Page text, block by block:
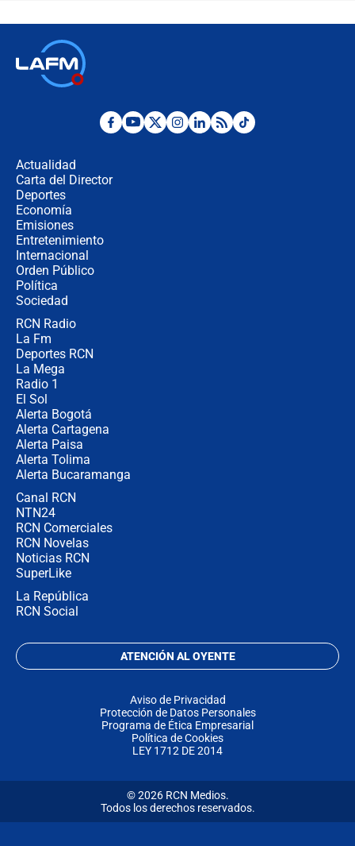
Posesión de Abelardo De La Espriella
Actualidad
Carta del Director
Deportes
Economía
Emisiones
Entretenimiento
Internacional
Orden Público
Política
Sociedad
RCN Radio
La Fm
Deportes RCN
La Mega
Radio 1
El Sol
Alerta Bogotá
Alerta Cartagena
Alerta Paisa
Alerta Tolima
Alerta Bucaramanga
Canal RCN
NTN24
RCN Comerciales
RCN Novelas
Noticias RCN
SuperLike
La República
RCN Social
ATENCIÓN AL OYENTE
Aviso de Privacidad
Protección de Datos Personales
Programa de Ética Empresarial
Política de Cookies
LEY 1712 DE 2014
© 2026 RCN Medios.
Todos los derechos reservados.